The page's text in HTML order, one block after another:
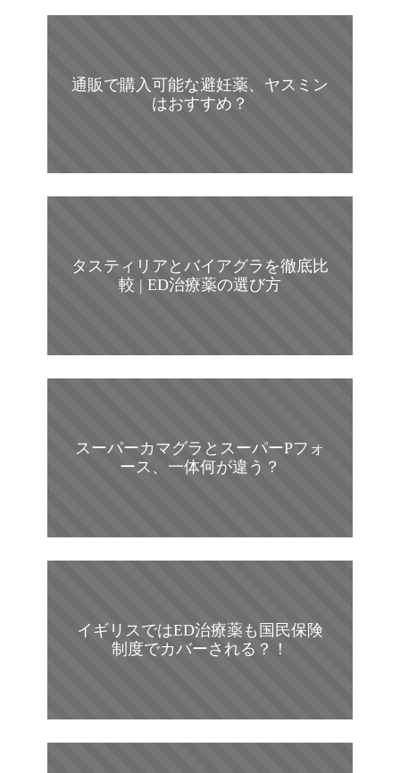
通販で購入可能な避妊薬、ヤスミン
はおすすめ？
タスティリアとバイアグラを徹底比
較 | ED治療薬の選び方
スーパーカマグラとスーパーPフォ
ース、一体何が違う？
イギリスではED治療薬も国民保険
制度でカバーされる？！